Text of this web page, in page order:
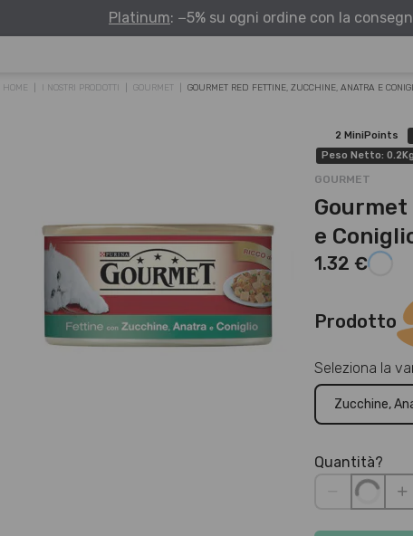
Platinum: −5% su ogni ordine con la
HOME I NOSTRI PRODOTTI GOURMET GOURMET RED FETTINE, ZUCCHINE, ANATRA E
2 MiniPoints
Peso Netto: 0.2Kg
GOURMET
e
1.32 €
Prodotto
Seleziona la
Zucchine,
Coniglio -
Quantità?